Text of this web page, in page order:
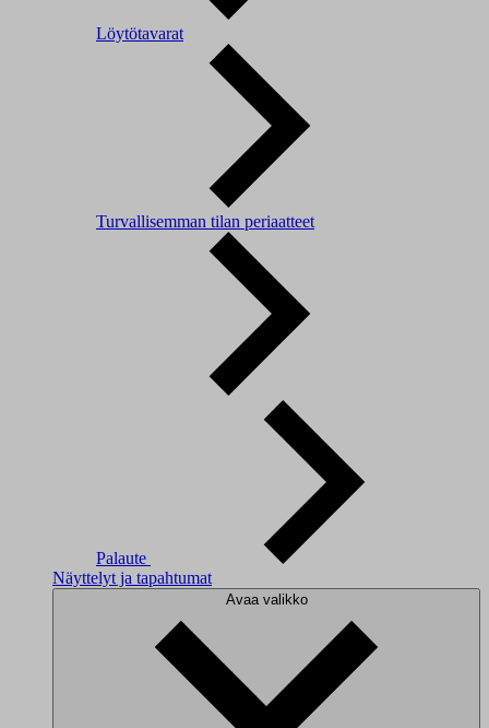
Löytötavarat
Turvallisemman tilan periaatteet
Palaute
Näyttelyt ja tapahtumat
Avaa valikko